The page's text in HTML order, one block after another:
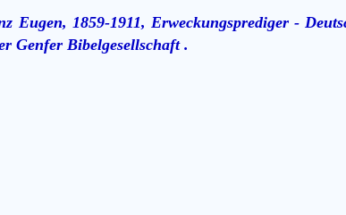
Eugen, 1859-1911, Erweckungsprediger -
Genfer Bibelgesellschaft .